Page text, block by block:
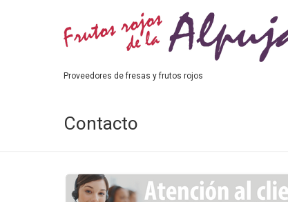
Proveedores de fresas y frutos rojos
Contacto